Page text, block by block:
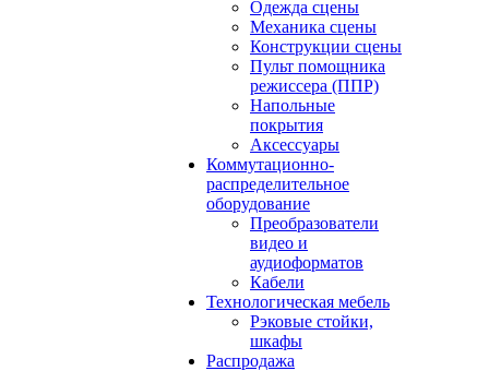
Одежда сцены
Механика сцены
Конструкции сцены
Пульт помощника
режиссера (ППР)
Напольные
покрытия
Аксессуары
Коммутационно-
распределительное
оборудование
Преобразователи
видео и
аудиоформатов
Кабели
Технологическая мебель
Рэковые стойки,
шкафы
Распродажа